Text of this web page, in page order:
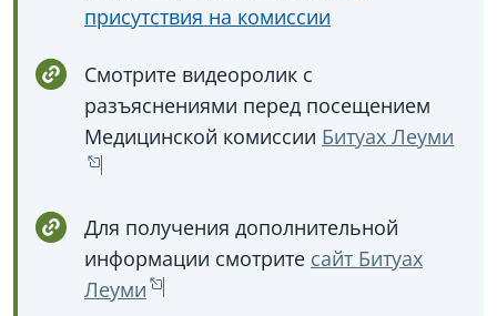
присутствия на комиссии
Смотрите видеоролик с
разъяснениями перед посещением
Медицинской комиссии Битуах Леуми
Для получения дополнительной
информации смотрите сайт Битуах
Леуми